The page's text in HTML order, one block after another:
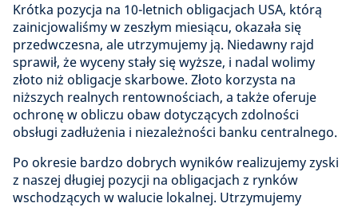
Krótka pozycja na 10-letnich obligacjach USA, którą
zainicjowaliśmy w zeszłym miesiącu, okazała się
przedwczesna, ale utrzymujemy ją. Niedawny rajd
sprawił, że wyceny stały się wyższe, i nadal wolimy
złoto niż obligacje skarbowe. Złoto korzysta na
niższych realnych rentownościach, a także oferuje
ochronę w obliczu obaw dotyczących zdolności
obsługi zadłużenia i niezależności banku centralnego.
Po okresie bardzo dobrych wyników realizujemy zyski
z naszej długiej pozycji na obligacjach z rynków
wschodzących w walucie lokalnej. Utrzymujemy